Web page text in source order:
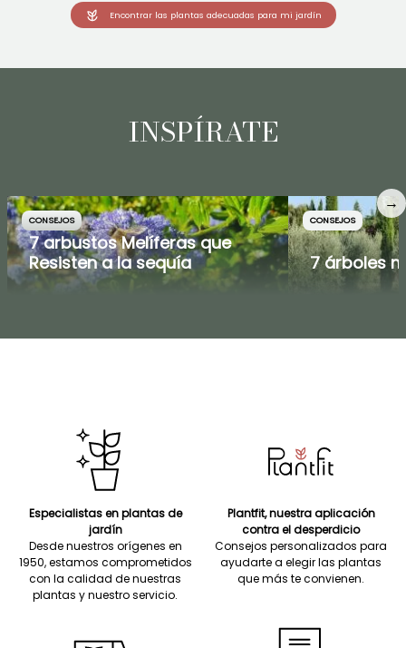
Encontrar las plantas adecuadas para mi jardín
INSPÍRATE
CONSEJOS
7 arbustos Melíferas que
Resisten a la sequía
CONSEJOS
7 árboles
→
Especialistas en plantas de
jardín
Desde nuestros orígenes en
1950, estamos comprometidos
con la calidad de nuestras
plantas y nuestro servicio.
Plantfit, nuestra aplicación
contra el desperdicio
Consejos personalizados para
ayudarte a elegir las plantas
que más te convienen.